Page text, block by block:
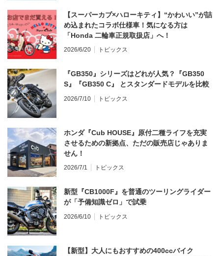
【スーパーカブ×ハローキティ】“かわいい”が詰
め込まれたコラボ仕様車！気になる方は
「Honda 二輪車正規取扱店」へ！
2026/6/20 トピックス
『GB350』シリーズはどれが人気？『GB350
S』『GB350 C』 とスタンダードモデルを比較
2026/7/10 トピックス
ホンダ『Cub HOUSE』原付二種ライフを充実
させるための新拠点、ただの販売店じゃありま
せん！
2026/7/1 トピックス
新型『CB1000F』を普通のツーリングライダー
が「予備知識ゼロ」で試乗
2026/6/10 トピックス
【新型】大人にもおすすめの400ccバイク